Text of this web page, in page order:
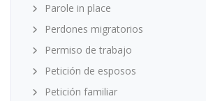
Parole in place
Perdones migratorios
Permiso de trabajo
Petición de esposos
Petición familiar